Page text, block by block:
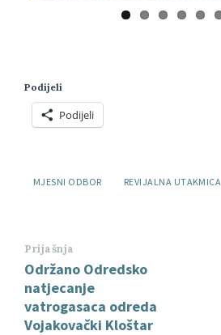
Podijeli
Podijeli
Oznake:
MJESNI ODBOR REVIJALNA UTAKMICA
Prijašnja
Održano Odredsko
natjecanje
vatrogasaca odreda
Vojakovački Kloštar